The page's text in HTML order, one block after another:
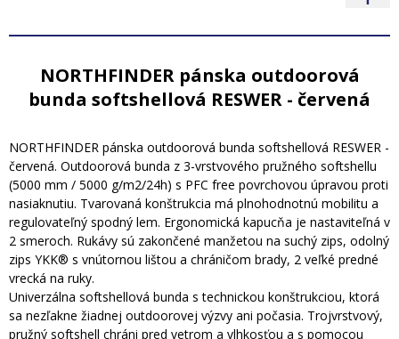
NORTHFINDER pánska outdoorová
bunda softshellová RESWER - červená
NORTHFINDER pánska outdoorová bunda softshellová RESWER -
červená. Outdoorová bunda z 3-vrstvového pružného softshellu
(5000 mm / 5000 g/m2/24h) s PFC free povrchovou úpravou proti
nasiaknutiu. Tvarovaná konštrukcia má plnohodnotnú mobilitu a
regulovateľný spodný lem. Ergonomická kapucňa je nastaviteľná v
2 smeroch. Rukávy sú zakončené manžetou na suchý zips, odolný
zips YKK® s vnútornou lištou a chráničom brady, 2 veľké predné
vrecká na ruky.
Univerzálna softshellová bunda s technickou konštrukciou, ktorá
sa nezľakne žiadnej outdoorovej výzvy ani počasia. Trojvrstvový,
pružný softshell chráni pred vetrom a vlhkosťou a s pomocou